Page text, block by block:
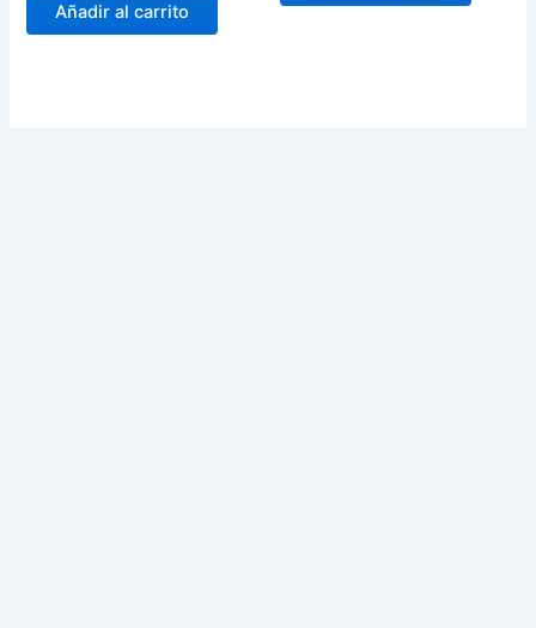
Añadir al carrito